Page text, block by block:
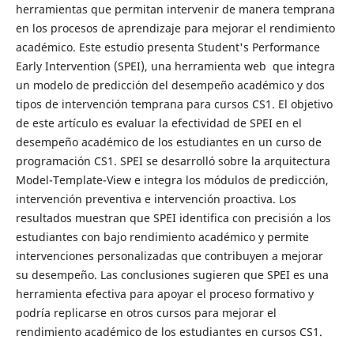
herramientas que permitan intervenir de manera temprana
en los procesos de aprendizaje para mejorar el rendimiento
académico. Este estudio presenta Student's Performance
Early Intervention (SPEI), una herramienta web que integra
un modelo de predicción del desempeño académico y dos
tipos de intervención temprana para cursos CS1. El objetivo
de este artículo es evaluar la efectividad de SPEI en el
desempeño académico de los estudiantes en un curso de
programación CS1. SPEI se desarrolló sobre la arquitectura
Model-Template-View e integra los módulos de predicción,
intervención preventiva e intervención proactiva. Los
resultados muestran que SPEI identifica con precisión a los
estudiantes con bajo rendimiento académico y permite
intervenciones personalizadas que contribuyen a mejorar
su desempeño. Las conclusiones sugieren que SPEI es una
herramienta efectiva para apoyar el proceso formativo y
podría replicarse en otros cursos para mejorar el
rendimiento académico de los estudiantes en cursos CS1.